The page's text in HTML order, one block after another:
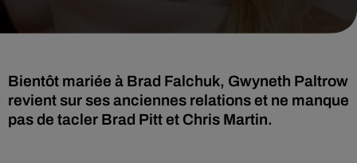
Bientôt mariée à Brad Falchuk, Gwyneth Paltrow
revient sur ses anciennes relations et ne manque
pas de tacler Brad Pitt et Chris Martin.